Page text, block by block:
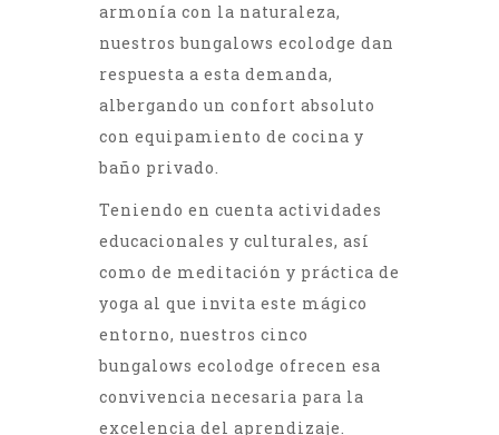
armonía con la naturaleza,
nuestros bungalows ecolodge dan
respuesta a esta demanda,
albergando un confort absoluto
con equipamiento de cocina y
baño privado.
Teniendo en cuenta actividades
educacionales y culturales, así
como de meditación y práctica de
yoga al que invita este mágico
entorno, nuestros cinco
bungalows ecolodge ofrecen esa
convivencia necesaria para la
excelencia del aprendizaje.